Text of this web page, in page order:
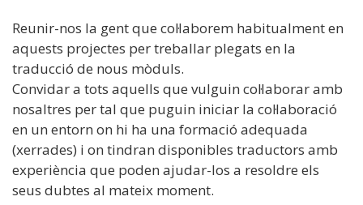
Reunir-nos la gent que col·laborem habitualment en
aquests projectes per treballar plegats en la
traducció de nous mòduls.
Convidar a tots aquells que vulguin col·laborar amb
nosaltres per tal que puguin iniciar la col·laboració
en un entorn on hi ha una formació adequada
(xerrades) i on tindran disponibles traductors amb
experiència que poden ajudar-los a resoldre els
seus dubtes al mateix moment.